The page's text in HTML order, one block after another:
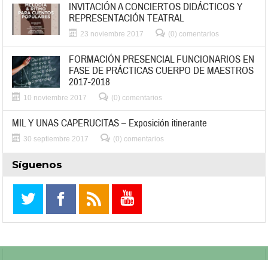
INVITACIÓN A CONCIERTOS DIDÁCTICOS Y
REPRESENTACIÓN TEATRAL
23 noviembre 2017 (0) comentarios
FORMACIÓN PRESENCIAL FUNCIONARIOS EN
FASE DE PRÁCTICAS CUERPO DE MAESTROS
2017-2018
10 noviembre 2017 (0) comentarios
MIL Y UNAS CAPERUCITAS – Exposición itinerante
30 septiembre 2017 (0) comentarios
Síguenos